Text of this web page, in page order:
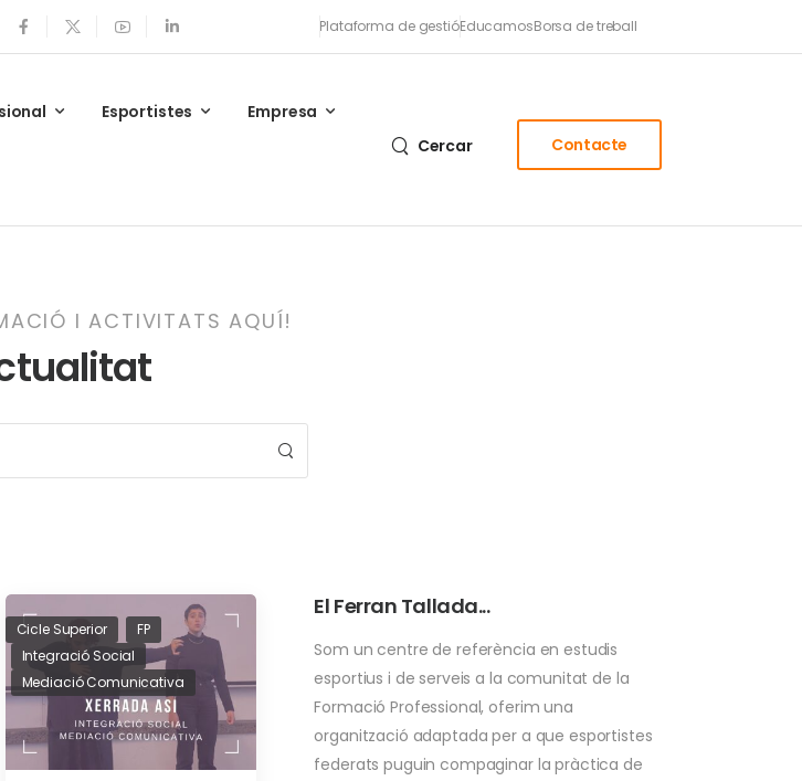
Plataforma de gestióEducamosBorsa de treball
Esportistes Empresa
Cercar Contacte
I ACTIVITATS AQUÍ!
El Ferran Tallada...
Som un centre de referència en estudis
esportius i de serveis a la comunitat de la
Formació Professional, oferim una
organització adaptada per a que esportistes
federats puguin compaginar la pràctica de
Cicle Superior
FP
Integració Social
Mediació Comunicativa